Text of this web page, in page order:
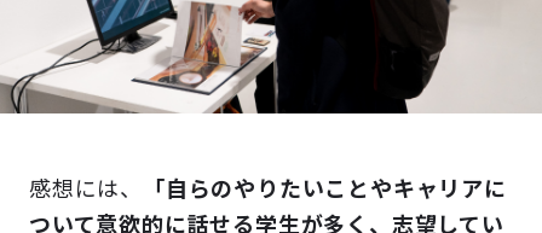
感想には、
「自らのやりたいことやキャリアに
ついて意欲的に話せる学生が多く、志望してい